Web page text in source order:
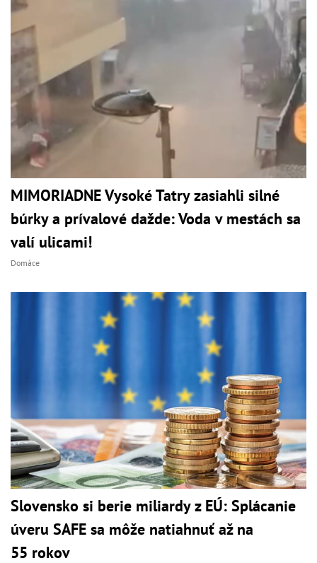
MIMORIADNE Vysoké Tatry zasiahli silné
búrky a prívalové dažde: Voda v mestách sa
valí ulicami!
Domáce
Slovensko si berie miliardy z EÚ: Splácanie
úveru SAFE sa môže natiahnuť až na
55 rokov